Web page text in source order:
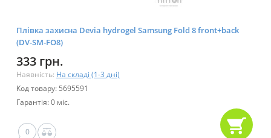
Плівка захисна Devia hydrogel Samsung Fold 8 front+back
(DV-SM-FO8)
333 грн.
Наявність: На складі (1-3 дні)
Код товару: 5695591
Гарантія: 0 міс.
0